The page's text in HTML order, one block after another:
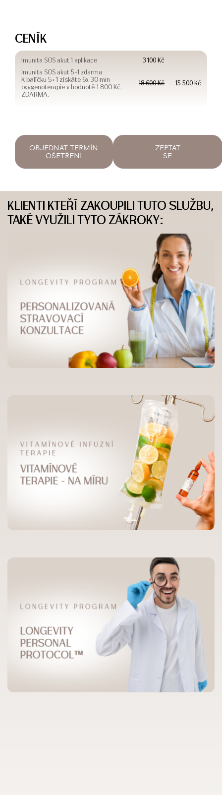
CENÍK
Imunita SOS akut 1 aplikace
3 100 Kč
Imunita SOS akut 5+1 zdarma
K balíčku 5+1 získáte 6x 30 min
oxygenoterapie v hodnotě 1 800 Kč
ZDARMA.
18 600 Kč 15 500 Kč
OBJEDNAT TERMÍN
OŠETŘENÍ
ZEPTAT
SE
KLIENTI KTEŘÍ ZAKOUPILI TUTO SLUŽBU,
TAKÉ VYUŽILI TYTO ZÁKROKY: